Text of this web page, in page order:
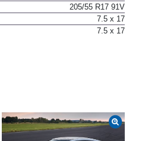
205/55 R17 91V
7.5 x 17
7.5 x 17